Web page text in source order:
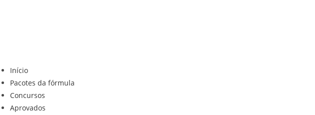
Início
Pacotes da fórmula
Concursos
Aprovados